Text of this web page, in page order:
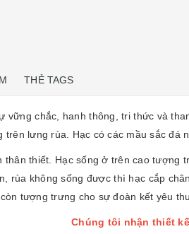
THẺ TAGS
vững chắc, hanh thông, tri thức và
lưng rùa. Hạc có các mầu sắc đá
thân thiết. Hạc sống ở trên cao
rùa không sống được thì hạc cắp
tượng trưng cho sự đoàn kết yêu
Chúng tôi nhận thiết